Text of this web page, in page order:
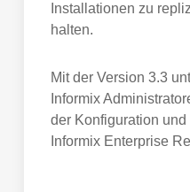
Installationen zu
halten.
Mit der Version 3.3
Informix
der Konfiguration
Informix Enterprise